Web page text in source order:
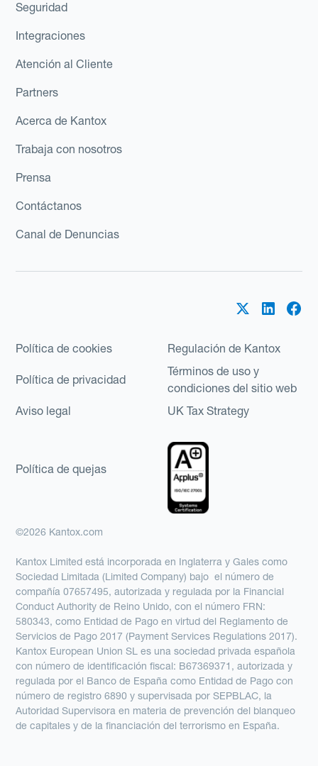
Seguridad
Integraciones
Atención al Cliente
Partners
Acerca de Kantox
Trabaja con nosotros
Prensa
Contáctanos
Canal de Denuncias
Política de cookies Regulación de Kantox
Política de privacidad
Términos de uso y
condiciones del sitio web
Aviso legal
UK Tax Strategy
Política de quejas
©2026 Kantox.com
Kantox Limited está incorporada en Inglaterra y Gales como
Sociedad Limitada (Limited Company) bajo el número de
compañía 07657495, autorizada y regulada por la Financial
Conduct Authority de Reino Unido, con el número FRN:
580343, como Entidad de Pago en virtud del Reglamento de
Servicios de Pago 2017 (Payment Services Regulations 2017).
Kantox European Union SL es una sociedad privada española
con número de identificación fiscal: B67369371, autorizada y
regulada por el Banco de España como Entidad de Pago con
número de registro 6890 y supervisada por SEPBLAC, la
Autoridad Supervisora en materia de prevención del blanqueo
de capitales y de la financiación del terrorismo en España.